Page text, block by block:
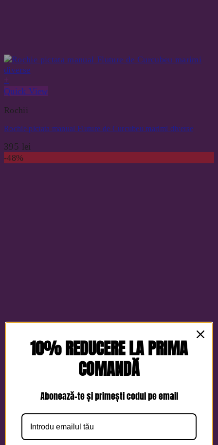
Quick View
Rochii
Rochie pictata manual Fluture de Curcubeu marimi diverse
395 lei
-48%
10% REDUCERE LA PRIMA
COMANDĂ
Abonează-te și primești codul pe email